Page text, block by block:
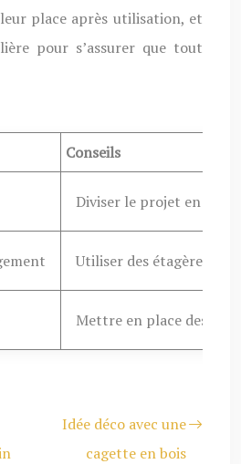
place après utilisation, et
pour s’assurer que tout
Conseils
Diviser le projet en
Utiliser des étagères
Mettre en place des
Idée déco avec une
cagette en bois